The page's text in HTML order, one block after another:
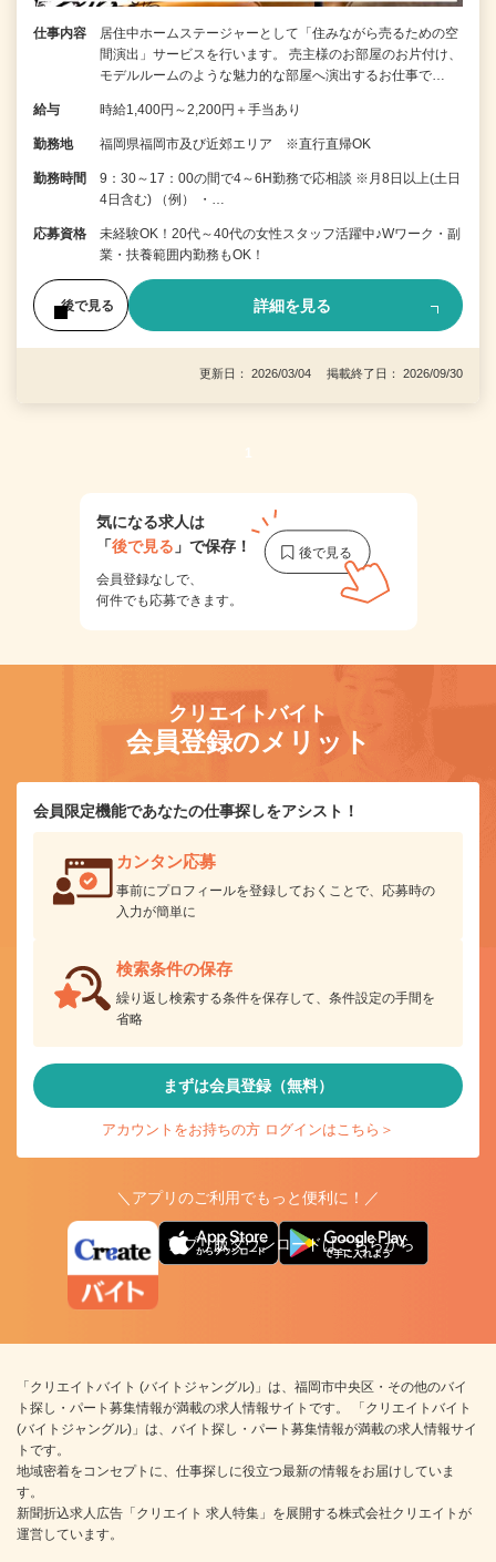
仕事内容
居住中ホームステージャーとして「住みながら売るための空
間演出」サービスを行います。 売主様のお部屋のお片付け、
モデルルームのような魅力的な部屋へ演出するお仕事で…
給与 時給1,400円～2,200円＋手当あり
勤務地 福岡県福岡市及び近郊エリア ※直行直帰OK
勤務時間
9：30～17：00の間で4～6H勤務で応相談 ※月8日以上(土日
4日含む) （例） ・…
応募資格
未経験OK！20代～40代の女性スタッフ活躍中♪Wワーク・副
業・扶養範囲内勤務もOK！
後で見る 詳細を見る
更新日： 2026/03/04 掲載終了日： 2026/09/30
1
気になる求人は
「後で見る 」で保存！
会員登録なしで、
何件でも応募できます。
クリエイトバイト
会員登録のメリット
会員限定機能であなたの仕事探しをアシスト！
カンタン応募
事前にプロフィールを登録しておくことで、応募時の
入力が簡単に
検索条件の保存
繰り返し検索する条件を保存して、条件設定の手間を
省略
まずは会員登録（無料）
アカウントをお持ちの方 ログインはこちら＞
＼アプリのご利用でもっと便利に！／
アプリ版ダウンロードはこちらから
「クリエイトバイト (バイトジャングル)」は、福岡市中央区・その他のバイ
ト探し・パート募集情報が満載の求人情報サイトです。 「クリエイトバイト
(バイトジャングル)」は、バイト探し・パート募集情報が満載の求人情報サイ
トです。
地域密着をコンセプトに、仕事探しに役立つ最新の情報をお届けしていま
す。
新聞折込求人広告「クリエイト 求人特集」を展開する株式会社クリエイトが
運営しています。